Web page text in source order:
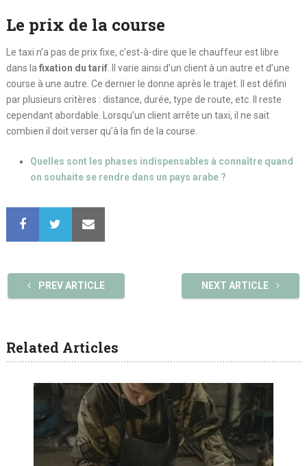
Le prix de la course
Le taxi n’a pas de prix fixe, c’est-à-dire que le chauffeur est libre
dans la fixation du tarif. Il varie ainsi d’un client à un autre et d’une
course à une autre. Ce dernier le donne après le trajet. Il est défini
par plusieurs critères : distance, durée, type de route, etc. Il reste
cependant abordable. Lorsqu’un client arrête un taxi, il ne sait
combien il doit verser qu’à la fin de la course.
Quelles sont les phases indispensables à connaître quand
on souhaite se rendre dans un pays arabe ?
PREV ARTICLE NEXT ARTICLE
Related Articles